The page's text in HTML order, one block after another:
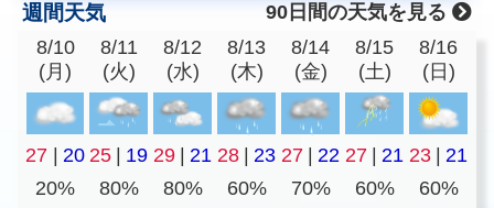
週間天気
90日間の天気を見る
8/10
(月)
8/11
(火)
8/12
(水)
8/13
(木)
8/14
(金)
8/15
(土)
8/16
(日)
27 | 20 25 | 19 29 | 21 28 | 23 27 | 22 27 | 21 23 | 21
20%
80% 80% 60% 70% 60% 60%